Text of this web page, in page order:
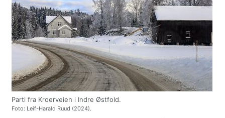
Parti fra Kroerveien i Indre Østfold.
Foto: Leif-Harald Ruud (2024).